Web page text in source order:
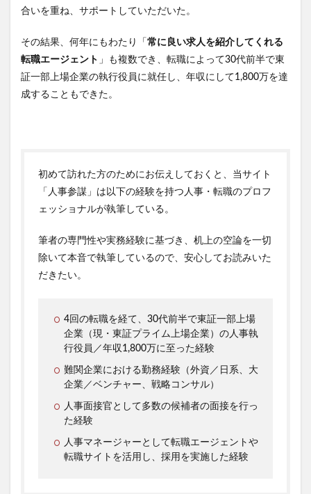
合いを重ね、サポートしていただいた。
その結果、何年にもわたり「 常に良い求人を紹介してくれる
転職エージェント 」も複数でき、転職によって30代前半で東
証一部上場企業の執行役員に就任し、年収にして1,800万を達
成することもできた。
初めて訪れた方のためにお伝えしておくと、当サイト
「人事参謀」は以下の経験を持つ人事・転職のプロフ
ェッショナルが執筆している。
筆者の専門性や実務経験に基づき、机上の空論を一切
除いて本音で執筆しているので、安心してお読みいた
だきたい。
4回の転職を経て、30代前半で東証一部上場
企業（現・東証プライム上場企業）の人事執
行役員／年収1,800万に至った経験
難関企業における勤務経験（外資／日系、大
企業／ベンチャー、戦略コンサル）
人事面接官として多数の候補者の面接を行っ
た経験
人事マネージャーとして転職エージェントや
転職サイトを活用し、採用を実施した経験